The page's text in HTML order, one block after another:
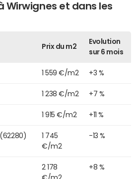
Wirwignes et dans les
Prix du m2
Evolution
sur 6 mois
1 559 €/m2 +3 %
1 238 €/m2 +7 %
1 915 €/m2 +11 %
(62280)
1 745
€/m2
-13 %
2 178
€/m2
+8 %